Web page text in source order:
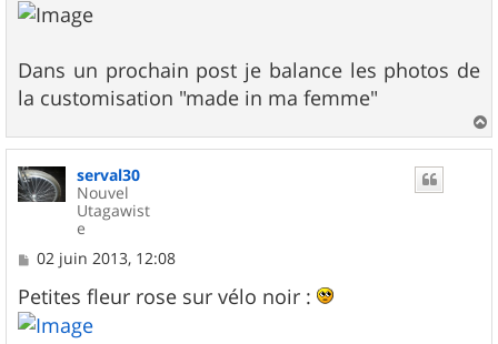
Dans un prochain post je balance les photos de
la customisation "made in ma femme"
a
serval30
Nouvel
Utagawist
e
M
s
s
a
02 juin 2013, 12:08
Petites fleur rose sur vélo noir :